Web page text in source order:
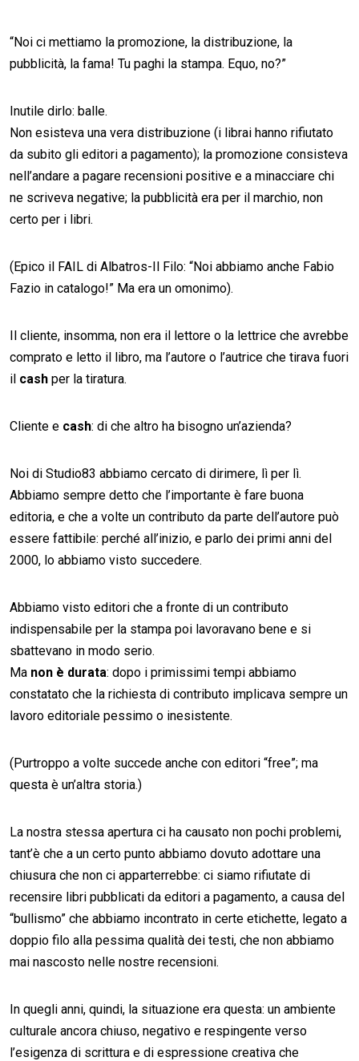
“Noi ci mettiamo la promozione, la distribuzione, la
pubblicità, la fama! Tu paghi la stampa. Equo, no?”
Inutile dirlo: balle.
Non esisteva una vera distribuzione (i librai hanno rifiutato
da subito gli editori a pagamento); la promozione consisteva
nell’andare a pagare recensioni positive e a minacciare chi
ne scriveva negative; la pubblicità era per il marchio, non
certo per i libri.
(Epico il FAIL di Albatros-Il Filo: “Noi abbiamo anche Fabio
Fazio in catalogo!” Ma era un omonimo).
Il cliente, insomma, non era il lettore o la lettrice che avrebbe
comprato e letto il libro, ma l’autore o l’autrice che tirava fuori
il cash per la tiratura.
Cliente e cash: di che altro ha bisogno un’azienda?
Noi di Studio83 abbiamo cercato di dirimere, lì per lì.
Abbiamo sempre detto che l’importante è fare buona
editoria, e che a volte un contributo da parte dell’autore può
essere fattibile: perché all’inizio, e parlo dei primi anni del
2000, lo abbiamo visto succedere.
Abbiamo visto editori che a fronte di un contributo
indispensabile per la stampa poi lavoravano bene e si
sbattevano in modo serio.
Ma non è durata: dopo i primissimi tempi abbiamo
constatato che la richiesta di contributo implicava sempre un
lavoro editoriale pessimo o inesistente.
(Purtroppo a volte succede anche con editori “free”; ma
questa è un’altra storia.)
La nostra stessa apertura ci ha causato non pochi problemi,
tant’è che a un certo punto abbiamo dovuto adottare una
chiusura che non ci apparterrebbe: ci siamo rifiutate di
recensire libri pubblicati da editori a pagamento, a causa del
“bullismo” che abbiamo incontrato in certe etichette, legato a
doppio filo alla pessima qualità dei testi, che non abbiamo
mai nascosto nelle nostre recensioni.
In quegli anni, quindi, la situazione era questa: un ambiente
culturale ancora chiuso, negativo e respingente verso
l’esigenza di scrittura e di espressione creativa che